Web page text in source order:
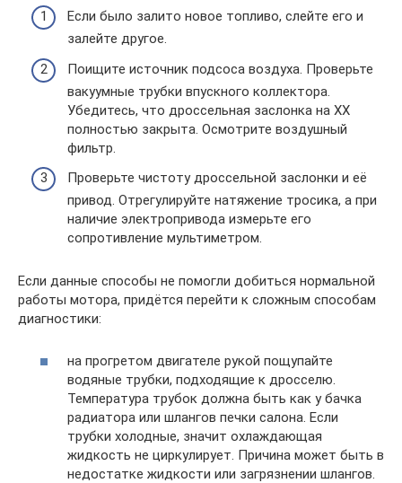
Если было залито новое топливо, слейте его и
залейте другое.
Поищите источник подсоса воздуха. Проверьте
вакуумные трубки впускного коллектора.
Убедитесь, что дроссельная заслонка на ХХ
полностью закрыта. Осмотрите воздушный
фильтр.
Проверьте чистоту дроссельной заслонки и её
привод. Отрегулируйте натяжение тросика, а при
наличие электропривода измерьте его
сопротивление мультиметром.
Если данные способы не помогли добиться нормальной
работы мотора, придётся перейти к сложным способам
диагностики:
на прогретом двигателе рукой пощупайте
водяные трубки, подходящие к дросселю.
Температура трубок должна быть как у бачка
радиатора или шлангов печки салона. Если
трубки холодные, значит охлаждающая
жидкость не циркулирует. Причина может быть в
недостатке жидкости или загрязнении шлангов.